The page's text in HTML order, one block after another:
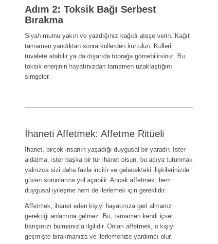
Adım 2: Toksik Bağı Serbest
Bırakma
Siyah mumu yakın ve yazdığınız kağıdı ateşe verin. Kağıt
tamamen yandıktan sonra küllerden kurtulun. Külleri
tuvalete atabilir ya da dışarıda toprağa gömebilirsiniz. Bu,
toksik enerjinin hayatınızdan tamamen uzaklaştığını
simgeler.
İhaneti Affetmek: Affetme Ritüeli
İhanet, birçok insanın yaşadığı duygusal bir yaradır. İster
aldatma, ister başka bir tür ihanet olsun, bu acıya tutunmak
yalnızca sizi daha fazla incitir ve gelecekteki ilişkilerinizde
güven sorunlarına yol açabilir. Ancak affetmek, hem
duygusal iyileşme hem de ilerlemek için gereklidir.
Affetmek, ihanet eden kişiyi hayatınıza geri almanız
gerektiği anlamına gelmez. Bu, tamamen kendi içsel
barışınızı bulmanızla ilgilidir. Onları affetmek, o kişiyi
geçmişte bırakmanıza ve ilerlemenize yardımcı olur.